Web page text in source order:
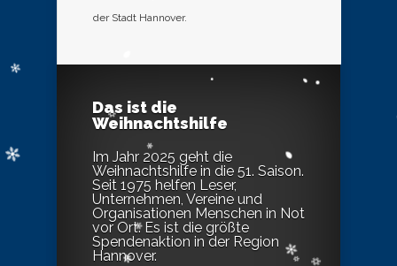
der Stadt Hannover.
Das ist die
Weihnachtshilfe
Im Jahr 2025 geht die
Weihnachtshilfe in die 51. Saison.
Seit 1975 helfen Leser,
Unternehmen, Vereine und
Organisationen Menschen in Not
vor Ort. Es ist die größte
Spendenaktion in der Region
Hannover.